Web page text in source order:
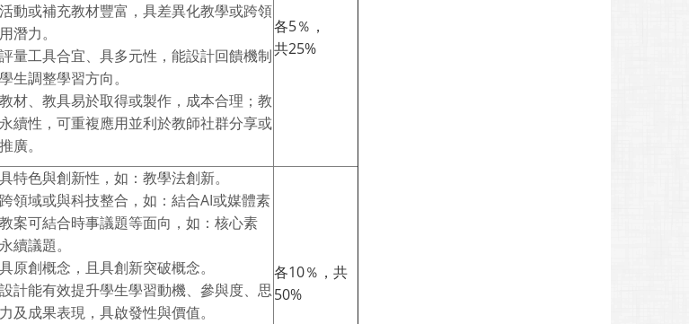
動或補充教材豐富，具差異化教學或跨領
潛力。
量工具合宜、具多元性，能設計回饋機制
生調整學習方向。
材、教具易於取得或製作，成本合理；教
續性，可重複應用並利於教師社群分享或
廣。
各5％，
共25%
特色與創新性，如：教學法創新。
領域或與科技整合，如：結合AI或媒體素
案可結合時事議題等面向，如：核心素
續議題。
原創概念，且具創新突破概念。
計能有效提升學生學習動機、參與度、思
及成果表現，具啟發性與價值。
各10％，共
50%